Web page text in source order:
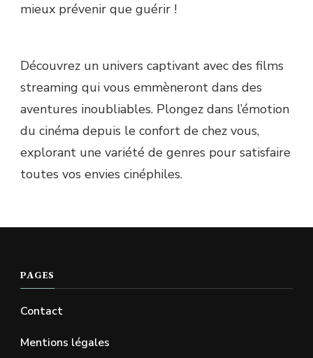
mieux prévenir que guérir !
Découvrez un univers captivant avec des films
streaming qui vous emmèneront dans des
aventures inoubliables. Plongez dans l’émotion
du cinéma depuis le confort de chez vous,
explorant une variété de genres pour satisfaire
toutes vos envies cinéphiles.
PAGES
Contact
Mentions légales